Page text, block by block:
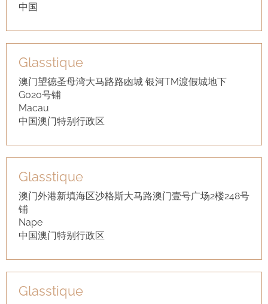
中国
Glasstique
澳门望德圣母湾大马路路凼城 银河TM渡假城地下
G020号铺
Macau
中国澳门特别行政区
Glasstique
澳门外港新填海区沙格斯大马路澳门壹号广场2楼248号
铺
Nape
中国澳门特别行政区
Glasstique